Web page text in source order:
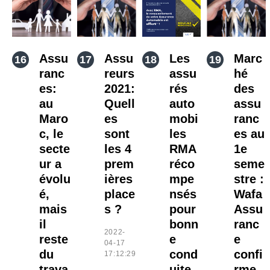
Assu
ranc
es:
au
Maro
c, le
secte
ur a
évolu
é,
mais
il
reste
du
Assu
reurs
2021:
Quell
es
sont
les 4
prem
ières
place
s ?
2022-
04-17
17:12:29
Les
assu
rés
auto
mobi
les
RMA
réco
mpe
nsés
pour
bonn
e
cond
Marc
hé
des
assu
ranc
es au
1e
seme
stre :
Wafa
Assu
ranc
e
confi